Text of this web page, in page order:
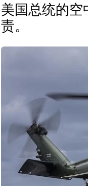
美国总统的空
责。